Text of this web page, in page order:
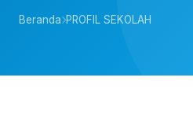
Beranda PROFIL SEKOLAH